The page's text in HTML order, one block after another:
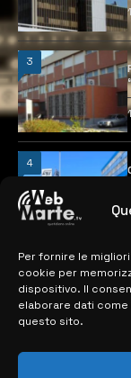
Per fornire le
cookie per
dispositivo. Il
elaborare dati come
questo sito.
3
4
MAPPA DEL
> NOTIZIE